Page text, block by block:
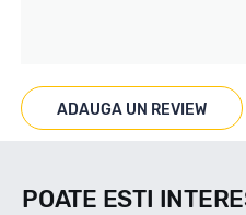
Marcaje
ADAUGA UN REVIEW
POATE ESTI